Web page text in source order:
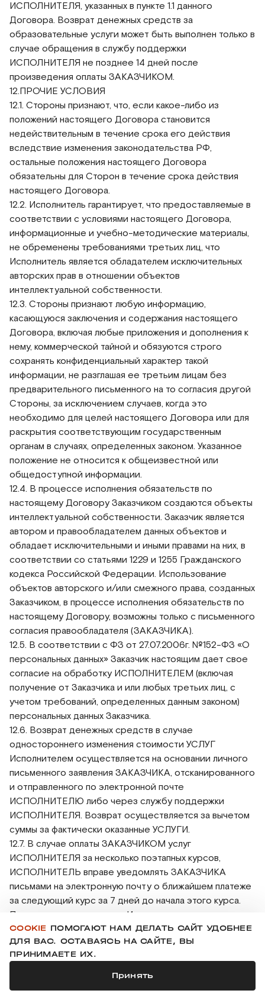
ИСПОЛНИТЕЛЯ, указанных в пункте 1.1 данного
Договора. Возврат денежных средств за
образовательные услуги может быть выполнен только в
случае обращения в службу поддержки
ИСПОЛНИТЕЛЯ не позднее 14 дней после
произведения оплаты ЗАКАЗЧИКОМ.
12.ПРОЧИЕ УСЛОВИЯ
12.1. Стороны признают, что, если какое-либо из
положений настоящего Договора становится
недействительным в течение срока его действия
вследствие изменения законодательства РФ,
остальные положения настоящего Договора
обязательны для Сторон в течение срока действия
настоящего Договора.
12.2. Исполнитель гарантирует, что предоставляемые в
соответствии с условиями настоящего Договора,
информационные и учебно-методические материалы,
не обременены требованиями третьих лиц, что
Исполнитель является обладателем исключительных
авторских прав в отношении объектов
интеллектуальной собственности.
12.3. Стороны признают любую информацию,
касающуюся заключения и содержания настоящего
Договора, включая любые приложения и дополнения к
нему, коммерческой тайной и обязуются строго
сохранять конфиденциальный характер такой
информации, не разглашая ее третьим лицам без
предварительного письменного на то согласия другой
Стороны, за исключением случаев, когда это
необходимо для целей настоящего Договора или для
раскрытия соответствующим государственным
органам в случаях, определенных законом. Указанное
положение не относится к общеизвестной или
общедоступной информации.
12.4. В процессе исполнения обязательств по
настоящему Договору Заказчиком создаются объекты
интеллектуальной собственности. Заказчик является
автором и правообладателем данных объектов и
обладает исключительными и иными правами на них, в
соответствии со статьями 1229 и 1255 Гражданского
кодекса Российской Федерации. Использование
объектов авторского и/или смежного права, созданных
Заказчиком, в процессе исполнения обязательств по
настоящему Договору, возможны только с письменного
согласия правообладателя (ЗАКАЗЧИКА).
12.5. В соответствии с ФЗ от 27.07.2006г. №152-ФЗ «О
персональных данных» Заказчик настоящим дает свое
согласие на обработку ИСПОЛНИТЕЛЕМ (включая
получение от Заказчика и или любых третьих лиц, с
учетом требований, определенных данным законом)
персональных данных Заказчика.
12.6. Возврат денежных средств в случае
одностороннего изменения стоимости УСЛУГ
Исполнителем осуществляется на основании личного
письменного заявления ЗАКАЗЧИКА, отсканированного
и отправленного по электронной почте
ИСПОЛНИТЕЛЮ либо через службу поддержки
ИСПОЛНИТЕЛЯ. Возврат осуществляется за вычетом
суммы за фактически оказанные УСЛУГИ.
12.7. В случае оплаты ЗАКАЗЧИКОМ услуг
ИСПОЛНИТЕЛЯ за несколько поэтапных курсов,
ИСПОЛНИТЕЛЬ вправе уведомлять ЗАКАЗЧИКА
письмами на электронную почту о ближайшем платеже
за следующий курс за 7 дней до начала этого курса.
При неполучении платежа Исполнителем за
следующий курс с задержкой более чем 3 дня после
начала курса, ИСПОЛНИТЕЛЬ вправе заблокировать
учебный аккаунт ЗАКАЗЧИКА в системе обучения и
тестирования с уведомлением ЗАКАЗЧИКА или без
COOKIE ПОМОГАЮТ НАМ ДЕЛАТЬ САЙТ УДОБНЕЕ
ДЛЯ ВАС. ОСТАВАЯСЬ НА САЙТЕ, ВЫ
ПРИНИМАЕТЕ ИХ.
Принять